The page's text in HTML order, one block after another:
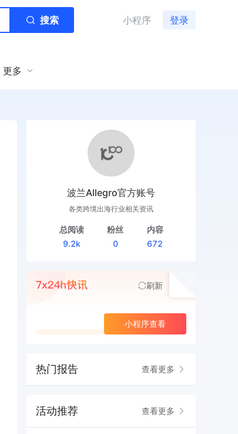
搜索 小程序 登录
更多
波兰Allegro官方账号
各类跨境出海行业相关资讯
总阅读
9.2k
粉丝
0
内容
672
刷新
小程序查看
热门报告 查看更多
活动推荐 查看更多